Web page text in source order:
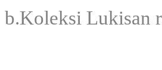
b.Koleksi Lukisan